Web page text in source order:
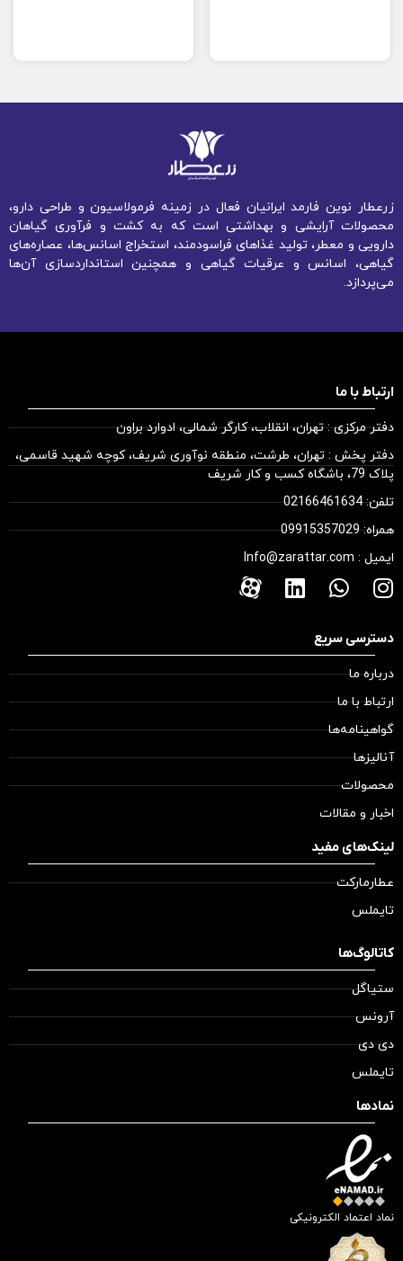
زرعطار نوین فارمد ایرانیان فعال در زمینه فرمولاسیون و طراحی دارو،
محصولات آرایشی و بهداشتی است که به کشت و فرآوری گیاهان
دارویی و معطر، تولید غذاهای فراسودمند، استخراج اسانس‌ها، عصاره‌های
گیاهی، اسانس و عرقیات گیاهی و همچنین استانداردسازی آن‌ها
می‌پردازد.
ارتباط با ما
دفتر مرکزی : تهران، انقلاب، کارگر شمالی، ادوارد براون
دفتر پخش : تهران، طرشت، منطقه نوآوری شریف، کوچه شهید قاسمی،
پلاک 79، باشگاه کسب و کار شریف
تلفن: 02166461634
همراه: 09915357029
ایمیل : Info@zarattar.com
دسترسی سریع
درباره ما
ارتباط با ما
گواهینامه‌ها
آنالیزها
محصولات
اخبار و مقالات
لینک‌های مفید
عطارمارکت
تایملس
کاتالوگ‌ها
ستیاگل
آرونس
دی دی
تایملس
نمادها
نماد اعتماد الکترونیکی